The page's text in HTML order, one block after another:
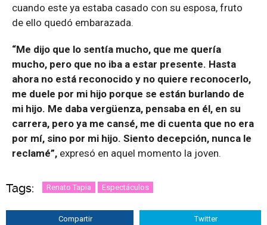
cuando este ya estaba casado con su esposa, fruto
de ello quedó embarazada.
“Me dijo que lo sentía mucho, que me quería
mucho, pero que no iba a estar presente. Hasta
ahora no está reconocido y no quiere reconocerlo,
me duele por mi hijo porque se están burlando de
mi hijo. Me daba vergüenza, pensaba en él, en su
carrera, pero ya me cansé, me di cuenta que no era
por mí, sino por mi hijo. Siento decepción, nunca le
reclamé”, expresó en aquel momento la joven.
Tags: Renato Tapia Espectáculos
Compartir Twitter